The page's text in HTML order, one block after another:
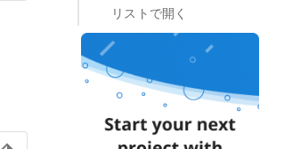
リストで開く